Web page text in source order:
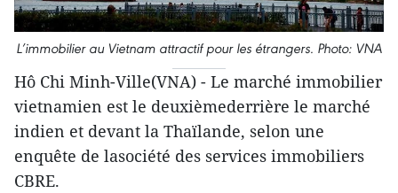
L’immobilier au Vietnam attractif pour les étrangers. Photo: VNA
Hô Chi Minh-Ville(VNA) - Le marché immobilier
vietnamien est le deuxièmederrière le marché
indien et devant la Thaïlande, selon une
enquête de lasociété des services immobiliers
CBRE.